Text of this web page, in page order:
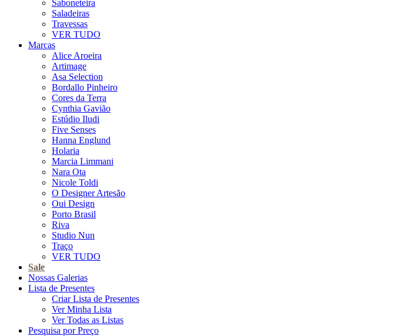
Saboneteira
Saladeiras
Travessas
VER TUDO
Marcas
Alice Aroeira
Artimage
Asa Selection
Bordallo Pinheiro
Cores da Terra
Cynthia Gavião
Estúdio Iludi
Five Senses
Hanna Englund
Holaria
Marcia Limmani
Nara Ota
Nicole Toldi
O Designer Artesão
Oui Design
Porto Brasil
Riva
Studio Nun
Traço
VER TUDO
Sale
Nossas Galerias
Lista de Presentes
Criar Lista de Presentes
Ver Minha Lista
Ver Todas as Listas
Pesquisa por Preço